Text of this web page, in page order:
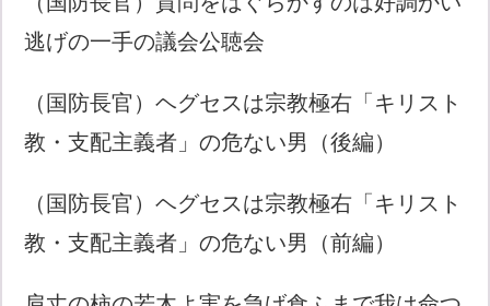
逃げの一手の議会公聴会
（国防長官）ヘグセスは宗教極右「キリスト
教・支配主義者」の危ない男（後編）
（国防長官）ヘグセスは宗教極右「キリスト
教・支配主義者」の危ない男（前編）